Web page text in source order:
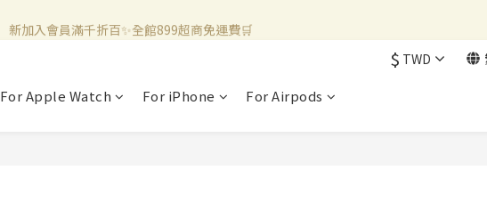
新加入會員滿千折百✨全館899超商免運費🛒
新加入會員滿千折百✨全館899超商免運費🛒
新加入會員滿千折百✨全館899超商免運費🛒
$ TWD
For Apple Watch For iPhone For Airpods